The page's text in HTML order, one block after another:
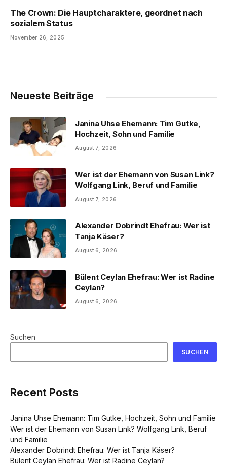
The Crown: Die Hauptcharaktere, geordnet nach
sozialem Status
November 26, 2025
Neueste Beiträge
Janina Uhse Ehemann: Tim Gutke,
Hochzeit, Sohn und Familie
August 7, 2026
Wer ist der Ehemann von Susan Link?
Wolfgang Link, Beruf und Familie
August 7, 2026
Alexander Dobrindt Ehefrau: Wer ist
Tanja Käser?
August 6, 2026
Bülent Ceylan Ehefrau: Wer ist Radine
Ceylan?
August 6, 2026
Suchen
SUCHEN
Recent Posts
Janina Uhse Ehemann: Tim Gutke, Hochzeit, Sohn und Familie
Wer ist der Ehemann von Susan Link? Wolfgang Link, Beruf
und Familie
Alexander Dobrindt Ehefrau: Wer ist Tanja Käser?
Bülent Ceylan Ehefrau: Wer ist Radine Ceylan?